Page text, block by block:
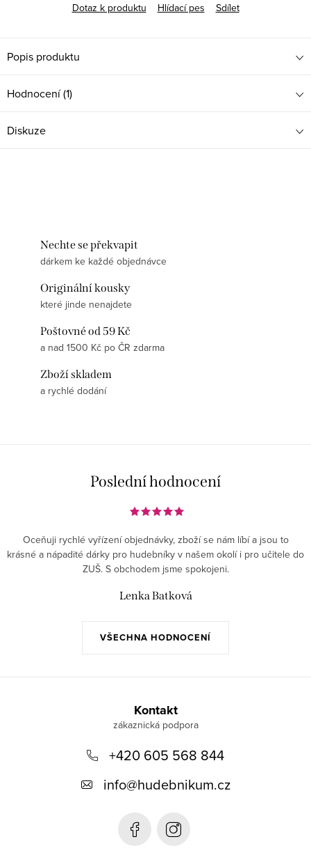
Dotaz k produktu
Hlídací pes Sdílet
Popis produktu
Hodnocení (1)
Diskuze
Nechte se překvapit
dárkem ke každé objednávce
Originální kousky
které jinde nenajdete
Poštovné od 59 Kč
a nad 1500 Kč po ČR zdarma
Zboží skladem
a rychlé dodání
Poslední hodnocení
VŠECHNA HODNOCENÍ
Oceňuji rychlé vyřízení objednávky, zboží se nám líbí a jsou to
krásné a nápadité dárky pro hudebníky v našem okolí i pro učitele do
ZUŠ. S obchodem jsme spokojeni.
Lenka Batková
Kontakt
+420 605 568 844
info@hudebnikum.cz